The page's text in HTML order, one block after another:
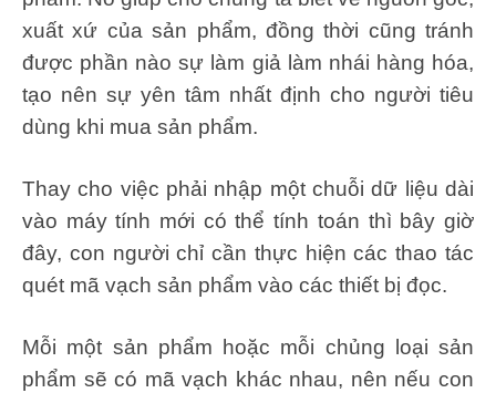
xuất xứ của sản phẩm, đồng thời cũng tránh
được phần nào sự làm giả làm nhái hàng hóa,
tạo nên sự yên tâm nhất định cho người tiêu
dùng khi mua sản phẩm.
Thay cho việc phải nhập một chuỗi dữ liệu dài
vào máy tính mới có thể tính toán thì bây giờ
đây, con người chỉ cần thực hiện các thao tác
quét mã vạch sản phẩm vào các thiết bị đọc.
Mỗi một sản phẩm hoặc mỗi chủng loại sản
phẩm sẽ có mã vạch khác nhau, nên nếu con